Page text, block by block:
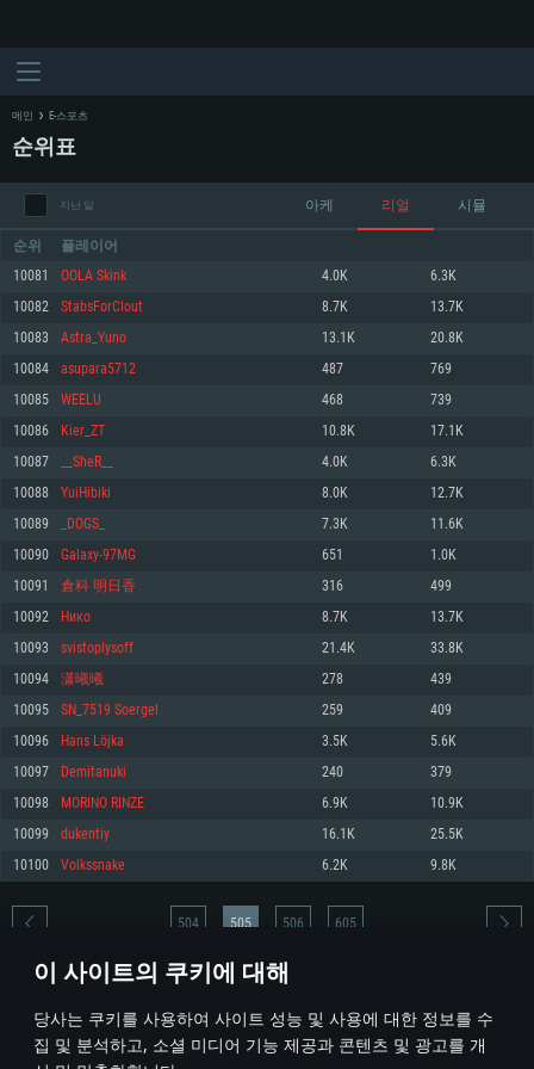
이 사이트의 쿠키에 대해
당사는 쿠키를 사용하여 사이트 성능 및 사용에 대한 정보를 수
집 및 분석하고, 소셜 미디어 기능 제공과 콘텐츠 및 광고를 개
시스템 요구사항
최소사양
운영체제: Windows 10 (64 bit)
프로세서: 2.2 GHz 듀얼코어 이상
메모리: 4GB
그래픽 카드: DirectX 11 이상을 지원하는 AMD Radeon 77XX / NVIDIA
GeForce GT 660. 최소 사양 해상도: 720p
네트워크: 브로드밴드 인터넷
여유 저장 공간: 22.1 GB (최소 클라이언트)
권장 사양
570 혹은 그 이상
여유 저장 공간: 62.2 GB (전체 클라이언트)
최소사양
운영체제: Mac OS Big Sur 11.0
프로세서: 최소 2.2 GHz의 Core i5 (Intel Xeon 은 지원하지 않습니다)
메모리: 6 GB
그래픽 카드: Metal 을 지원하는 Intel Iris Pro 5200 (Mac), 혹은 이와 비슷한 성
능을 가지는 Mac 버전의 AMD/Nvidia. 최소 해상도: 720p
네트워크: 브로드밴드 인터넷
여유 저장 공간: 22.1 GB (최소 클라이언트)
권장 사양
네트워크: 브로드밴드 인터넷
여유 저장 공간: 62.2 GB (전체 클라이언트)
최소사양
운영체제: 64bit Linux 중 최신 버전
프로세서: 2.4 GHz 듀얼코어
메모리: 4 GB
그래픽 카드: Vulkan 을 지원하고, 최신 그래픽 드라이버를 지원하는 NVIDIA
660 (6개월 미만) 혹은 그와 동급의 성능을 가지며 최신 그래픽 드라이버를 지
원하는 AMD (6개월 미만; 최소사양 지원 해상도 720p)
네트워크: 브로드밴드 인터넷
여유 저장 공간: 22.1 GB (최소 클라이언트)
권장 사양
운영체제: Ubuntu 20.04 64bit
프로세서: Intel Core i7
메모리: 16 GB
그래픽 카드: Vulkan 을 지원하고, 최신 그래픽 드라이버를 지원하는 NVIDIA
1060 (6개월 미만) 혹은 그와 동급의 성능을 가지며 최신 그래픽 드라이버를
지원하는 AMD RX 570 (6개월 미만; 최소사양 지원 해상도 720p) 이상
여유 저장 공간: 62.2 GB (전체 클라이언트)
메인 E-스포츠
순위표
지난 달 아케 리얼 시뮬
순위 플레이어
10081 OOLA Skink 4.0K 6.3K
10082 StabsForClout 8.7K 13.7K
10083 Astra_Yuno 13.1K 20.8K
10084 asupara5712 487 769
10085 WEELU 468 739
10086 Kier_ZT 10.8K 17.1K
10087 __SheR__ 4.0K 6.3K
10088 YuiHibiki 8.0K 12.7K
10089 _DOGS_ 7.3K 11.6K
10090 Galaxy-97MG 651 1.0K
10091 倉科 明日香 316 499
10092 Нико 8.7K 13.7K
10093 svistoplysoff 21.4K 33.8K
10094 潇曦曦 278 439
10095 SN_7519 Soergel 259 409
10096 Hans Löjka 3.5K 5.6K
10097 Demitanuki 240 379
10098 MORINO RINZE 6.9K 10.9K
10099 dukentiy 16.1K 25.5K
10100 Volkssnake 6.2K 9.8K
* 순위표는 매일 1회 갱신됩니다
504 505 506 605